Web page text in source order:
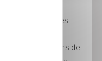
booster votre
: vous aurez les
des relations de